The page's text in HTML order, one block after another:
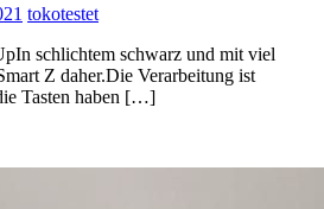
tokotestet
schlichtem schwarz und mit viel
Z daher.Die Verarbeitung ist
Tasten haben […]